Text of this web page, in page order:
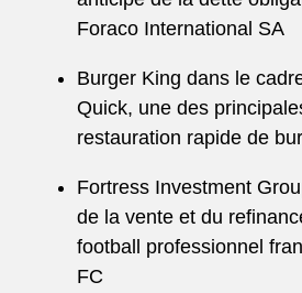
Foraco International SA
Burger King dans le
Quick, une des
restauration rapide de
Fortress Investment
de la vente et du
football professionnel
FC